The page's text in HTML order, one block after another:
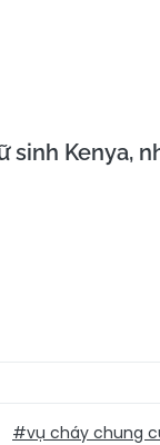
sinh Kenya,
#vụ cháy chung